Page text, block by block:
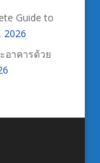
Guide to
2026
อาคารด้วย